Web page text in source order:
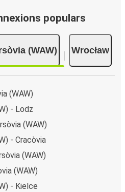
populars
(WAW) Wrocław
(WAW)
- Lodz
(WAW)
- Cracòvia
(WAW)
(WAW)
- Kielce